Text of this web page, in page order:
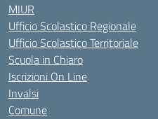
MIUR
Ufficio Scolastico Regionale
Ufficio Scolastico Territoriale
Scuola in Chiaro
Iscrizioni On Line
Invalsi
Comune